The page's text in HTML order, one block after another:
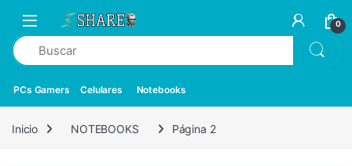
0
PCs Gamers Celulares Notebooks
Inicio NOTEBOOKS Página 2